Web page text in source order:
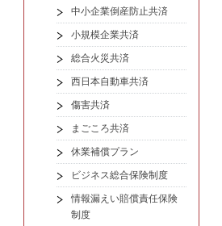
中小企業倒産防止共済
小規模企業共済
総合火災共済
西日本自動車共済
傷害共済
まごころ共済
休業補償プラン
ビジネス総合保険制度
情報漏えい賠償責任保険
制度